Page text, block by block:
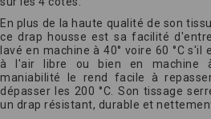
En plus de la haute qualité de son
ce drap housse est sa facilité
lavé en machine à 40° voire 60 °C
à l'air libre ou bien en machine
maniabilité le rend facile à
dépasser les 200 °C. Son tissage
un drap résistant, durable et